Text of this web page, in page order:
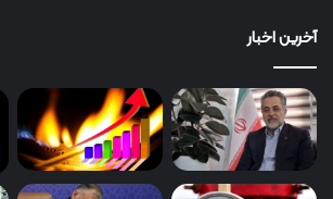
آخرین اخبار